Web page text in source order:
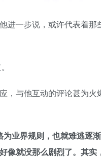
进一步说，或许代表着
，与他互动的评论甚为
业界规则，也就难逃逐
像就没那么剧烈了。其